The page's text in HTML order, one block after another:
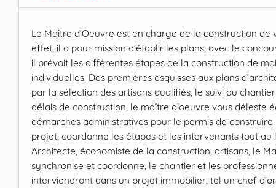
Le Maître d’Oeuvre est en charge de la construction de
effet, il a pour mission d’établir les plans, avec le
il prévoit les différentes étapes de la construction de
individuelles. Des premières esquisses aux plans
par la sélection des artisans qualifiés, le suivi du
délais de construction, le maître d’oeuvre vous déleste
démarches administratives pour le permis de
projet, coordonne les étapes et les intervenants tout au
Architecte, économiste de la construction, artisans, le
synchronise et coordonne, le chantier et les
interviendront dans un projet immobilier, tel un chef